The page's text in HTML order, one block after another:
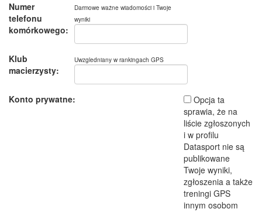
Numer
telefonu
komórkowego:
Darmowe ważne wiadomości i Twoje
wyniki
Klub
macierzysty:
Uwzgledniany w rankingach GPS
Konto prywatne:
Opcja ta
sprawia, że na
liście zgłoszonych
i w profilu
Datasport nie są
publikowane
Twoje wyniki,
zgłoszenia a także
treningi GPS
innym osobom